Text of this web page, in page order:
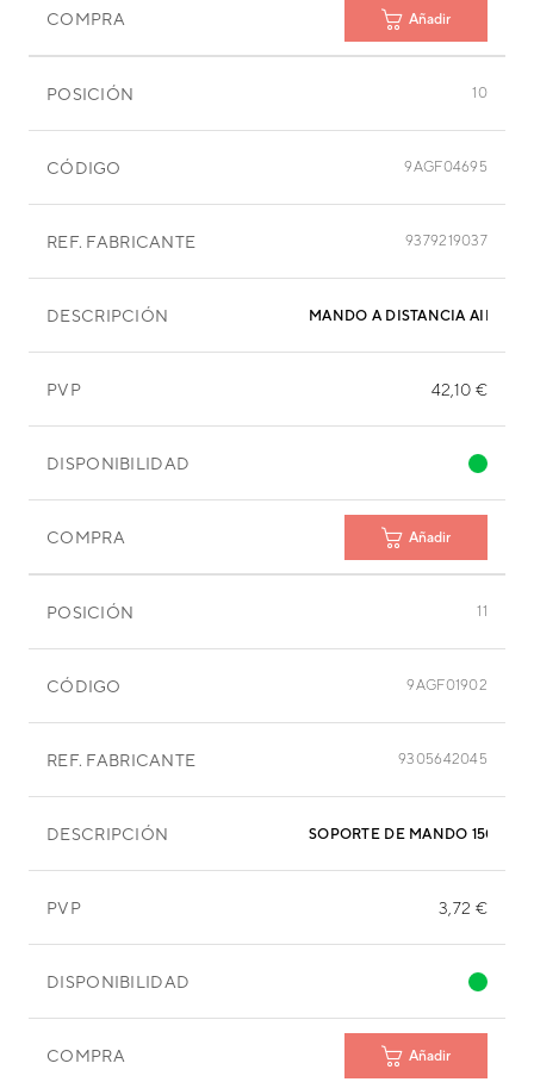
COMPRA Añadir
POSICIÓN 10
CÓDIGO 9AGF04695
REF. FABRICANTE 9379219037
DESCRIPCIÓN MANDO A DISTANCIA AIRE
PVP 42,10 €
DISPONIBILIDAD
COMPRA Añadir
POSICIÓN 11
CÓDIGO 9AGF01902
REF. FABRICANTE 9305642045
DESCRIPCIÓN SOPORTE DE MANDO
PVP 3,72 €
DISPONIBILIDAD
COMPRA Añadir